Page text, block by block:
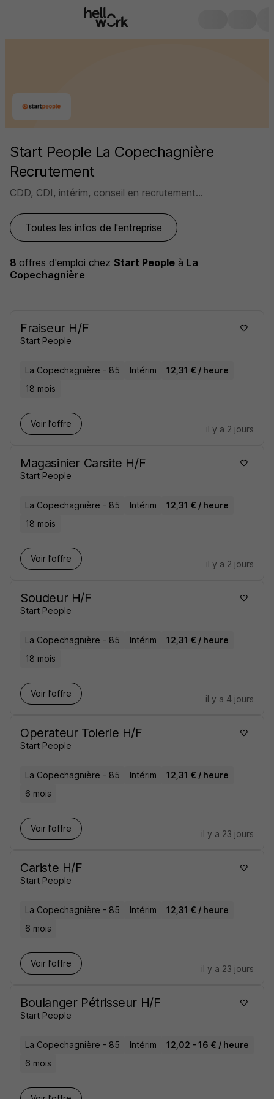
Start People La Copechagnière
Recrutement
CDD, CDI, intérim, conseil en recrutement...
Toutes les infos de l'entreprise
8 offres d'emploi chez Start People à La
Copechagnière
Fraiseur H/F
Start People
La Copechagnière - 85 Intérim
12,31 € / heure
18 mois
Voir l’offre
il y a 2 jours
Magasinier Carsite H/F
Start People
La Copechagnière - 85 Intérim
12,31 € / heure
18 mois
Voir l’offre
il y a 2 jours
Soudeur H/F
Start People
La Copechagnière - 85 Intérim
12,31 € / heure
18 mois
Voir l’offre
il y a 4 jours
Operateur Tolerie H/F
Start People
La Copechagnière - 85 Intérim
12,31 € / heure
6 mois
Voir l’offre
il y a 23 jours
Cariste H/F
Start People
La Copechagnière - 85 Intérim
12,31 € / heure
6 mois
Voir l’offre
il y a 23 jours
Boulanger Pétrisseur H/F
Start People
La Copechagnière - 85 Intérim
12,02 - 16 € / heure
6 mois